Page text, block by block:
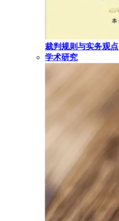
裁判规则与实务观点
学术研究